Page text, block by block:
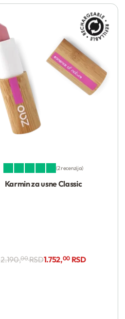
2 recenzija
Karmin za usne Classic
2.190,00RSD1.752,00 RSD